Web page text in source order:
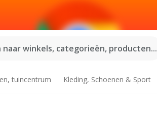
naar winkels, categorieën, producten...
tuincentrum Kleding, Schoenen & Sport